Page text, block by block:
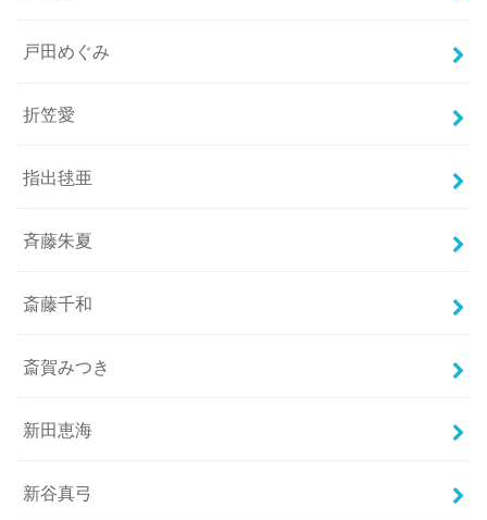
戸田めぐみ
折笠愛
指出毬亜
斉藤朱夏
斎藤千和
斎賀みつき
新田恵海
新谷真弓